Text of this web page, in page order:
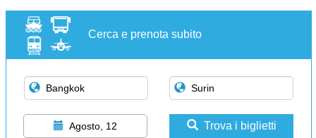
Cerca e prenota subito
Agosto, 12 Trova i biglietti